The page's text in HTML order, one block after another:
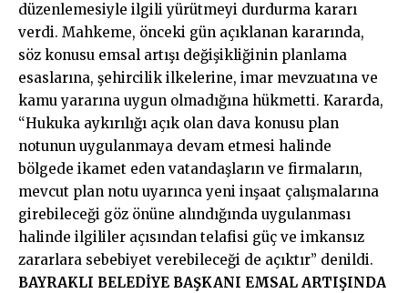
düzenlemesiyle ilgili yürütmeyi durdurma kararı
verdi. Mahkeme, önceki gün açıklanan kararında,
söz konusu emsal artışı değişikliğinin planlama
esaslarına, şehircilik ilkelerine, imar mevzuatına ve
kamu yararına uygun olmadığına hükmetti. Kararda,
“Hukuka aykırılığı açık olan dava konusu plan
notunun uygulanmaya devam etmesi halinde
bölgede ikamet eden vatandaşların ve firmaların,
mevcut plan notu uyarınca yeni inşaat çalışmalarına
girebileceği göz önüne alındığında uygulanması
halinde ilgililer açısından telafisi güç ve imkansız
zararlara sebebiyet verebileceği de açıktır” denildi.
BAYRAKLI BELEDİYE BAŞKANI EMSAL ARTIŞINDA